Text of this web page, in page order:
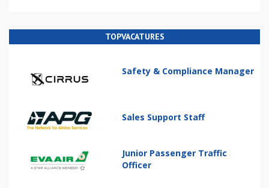
TOPVACATURES
Safety & Compliance Manager
Sales Support Staff
Junior Passenger Traffic
Officer